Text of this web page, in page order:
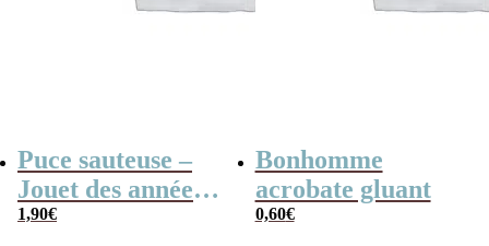
Puce sauteuse –
Jouet des années
80
1,90€
Bonhomme
acrobate gluant
0,60€